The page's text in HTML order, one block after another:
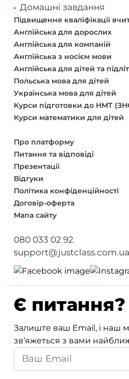
Домашні завдання
Підвищення кваліфікації
Англійська для дорослих
Англійська для компаній
Англійська з носієм мови
Англійська для дітей та
Польська мова для дітей
Українська мова для дітей
Курси підготовки до НМТ
Курси математики для дітей
Про платформу
Питання та відповіді
Презентації
Відгуки
Політика конфіденційності
Договір-оферта
Мапа сайту
080 033 02 92
support@justclass.com.ua
Є питання?
Залиште ваш Email, і наш
зв’яжеться з вами